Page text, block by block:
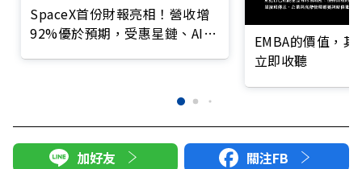
SpaceX首份財報亮相！營收增
92%優於預期，受惠星鏈、AI事
EMBA的價值，
立即收聽
加好友 關注FB